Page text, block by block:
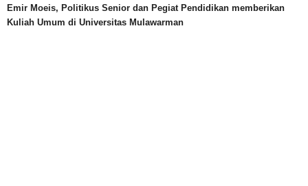
Emir Moeis, Politikus Senior dan Pegiat Pendidikan memberikan
Kuliah Umum di Universitas Mulawarman